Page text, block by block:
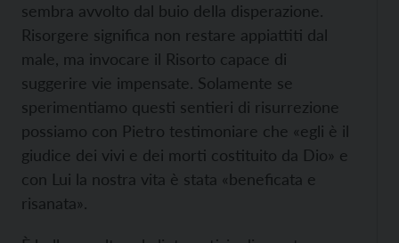
sembra avvolto dal buio della disperazione.
Risorgere significa non restare appiattiti dal
male, ma invocare il Risorto capace di
suggerire vie impensate. Solamente se
sperimentiamo questi sentieri di risurrezione
possiamo con Pietro testimoniare che «egli è il
giudice dei vivi e dei morti costituito da Dio» e
con Lui la nostra vita è stata «beneficata e
risanata».